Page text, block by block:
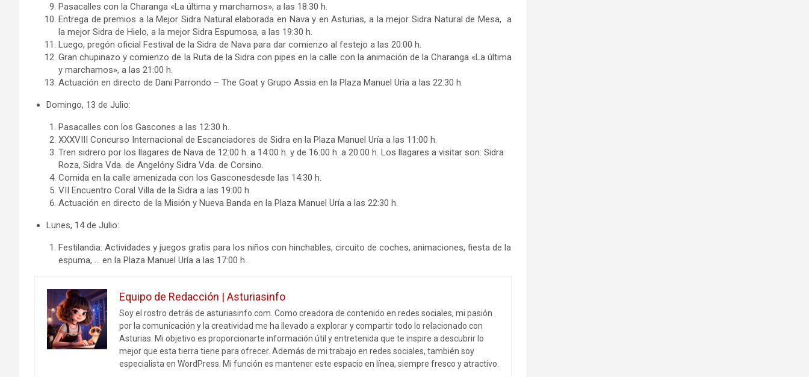
Pasacalles con la Charanga «La última y marchamos», a las 18:30 h.
Entrega de premios a la Mejor Sidra Natural elaborada en Nava y en Asturias, a la mejor Sidra Natural de Mesa, a
la mejor Sidra de Hielo, a la mejor Sidra Espumosa, a las 19:30 h.
Luego, pregón oficial Festival de la Sidra de Nava para dar comienzo al festejo a las 20:00 h.
Gran chupinazo y comienzo de la Ruta de la Sidra con pipes en la calle con la animación de la Charanga «La última
y marchamos», a las 21:00 h.
Actuación en directo de Dani Parrondo – The Goat y Grupo Assia en la Plaza Manuel Uría a las 22:30 h.
Domingo, 13 de Julio:
Pasacalles con los Gascones a las 12:30 h..
XXXVIII Concurso Internacional de Escanciadores de Sidra en la Plaza Manuel Uría a las 11:00 h.
Tren sidrero por los llagares de Nava de 12:00 h. a 14:00 h. y de 16:00 h. a 20:00 h. Los llagares a visitar son: Sidra
Roza, Sidra Vda. de Angelóny Sidra Vda. de Corsino.
Comida en la calle amenizada con los Gasconesdesde las 14:30 h.
VII Encuentro Coral Villa de la Sidra a las 19:00 h.
Actuación en directo de la Misión y Nueva Banda en la Plaza Manuel Uría a las 22:30 h.
Lunes, 14 de Julio:
Festilandia: Actividades y juegos gratis para los niños con hinchables, circuito de coches, animaciones, fiesta de la
espuma, … en la Plaza Manuel Uría a las 17:00 h.
Equipo de Redacción | Asturiasinfo
Soy el rostro detrás de asturiasinfo.com. Como creadora de contenido en redes sociales, mi pasión
por la comunicación y la creatividad me ha llevado a explorar y compartir todo lo relacionado con
Asturias. Mi objetivo es proporcionarte información útil y entretenida que te inspire a descubrir lo
mejor que esta tierra tiene para ofrecer. Además de mi trabajo en redes sociales, también soy
especialista en WordPress. Mi función es mantener este espacio en línea, siempre fresco y atractivo.